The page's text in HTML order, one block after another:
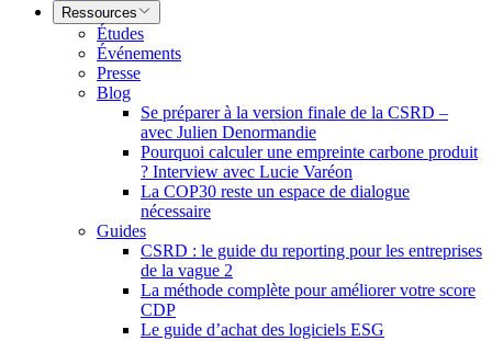
Ressources
Études
Événements
Presse
Blog
Se préparer à la version finale de la CSRD –
avec Julien Denormandie
Pourquoi calculer une empreinte carbone produit
? Interview avec Lucie Varéon
La COP30 reste un espace de dialogue
nécessaire
Guides
CSRD : le guide du reporting pour les entreprises
de la vague 2
La méthode complète pour améliorer votre score
CDP
Le guide d’achat des logiciels ESG